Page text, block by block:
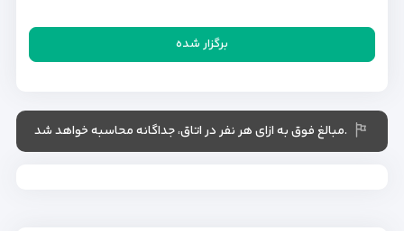
برگزار شده
.مبالغ فوق به ازای هر نفر در اتاق، جداگانه محاسبه خواهد شد